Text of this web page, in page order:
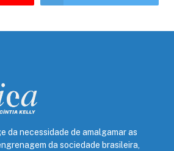
da necessidade de amalgamar as
da sociedade brasileira,